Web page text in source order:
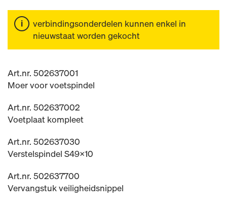
verbindingsonderdelen kunnen enkel in
nieuwstaat worden gekocht
Art.nr. 502637001
Moer voor voetspindel
Art.nr. 502637002
Voetplaat kompleet
Art.nr. 502637030
Verstelspindel S49x10
Art.nr. 502637700
Vervangstuk veiligheidsnippel